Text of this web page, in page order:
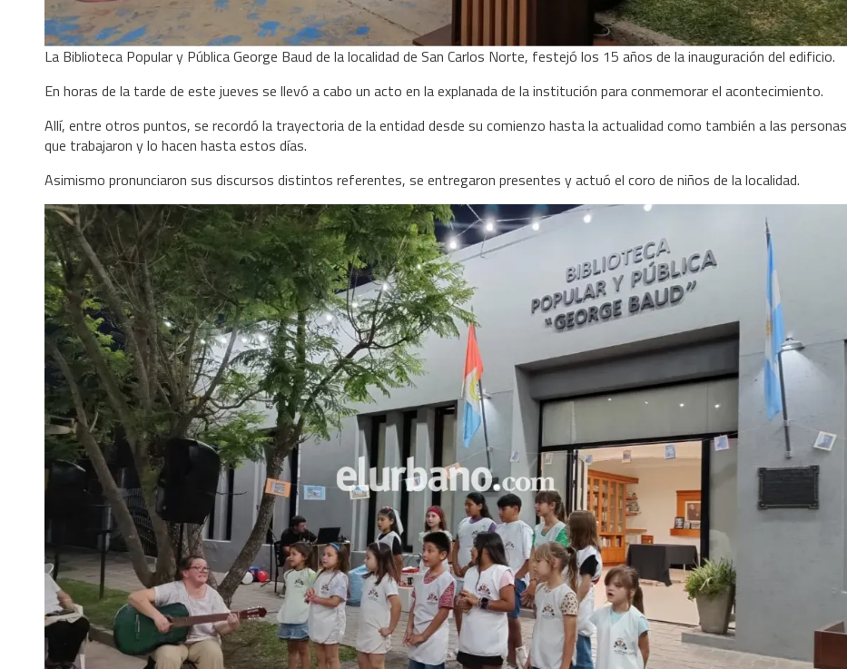
La Biblioteca Popular y Pública George Baud de la localidad de San Carlos Norte, festejó los 15 años de la inauguración del edificio.
En horas de la tarde de este jueves se llevó a cabo un acto en la explanada de la institución para conmemorar el acontecimiento.
Allí, entre otros puntos, se recordó la trayectoria de la entidad desde su comienzo hasta la actualidad como también a las personas
que trabajaron y lo hacen hasta estos días.
Asimismo pronunciaron sus discursos distintos referentes, se entregaron presentes y actuó el coro de niños de la localidad.